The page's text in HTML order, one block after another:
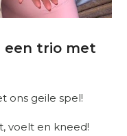
een trio met
ons geile spel!
voelt en kneed!